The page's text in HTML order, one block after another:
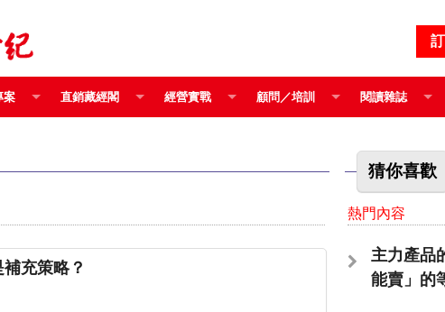
案 直銷藏經閣 經營實戰 顧問／培訓 閱讀雜誌
充策略？
猜你喜歡
熱門內容
主力產品
能賣」的